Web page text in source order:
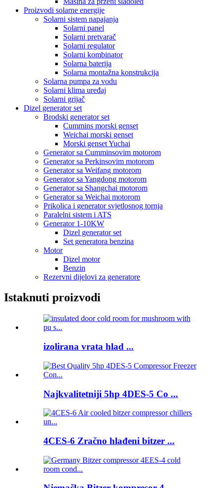
Proizvodi solarne energije
Solarni sistem napajanja
Solarni panel
Solarni pretvarač
Solarni regulator
Solarni kombinator
Solarna baterija
Solarna montažna konstrukcija
Solarna pumpa za vodu
Solarni klima uređaj
Solarni grijač
Dizel generator set
Brodski generator set
Cummins morski genset
Weichai morski genset
Morski genset Yuchai
Generator sa Cumminsovim motorom
Generator sa Perkinsovim motorom
Generator sa Weifang motorom
Generator sa Yangdong motorom
Generator sa Shangchai motorom
Generator sa Weichai motorom
Prikolica i generator svjetlosnog tornja
Paralelni sistem i ATS
Generator 1-10KW
Dizel generator set
Set generatora benzina
Motor
Dizel motor
Benzin
Rezervni dijelovi za generatore
Istaknuti proizvodi
izolirana vrata hlad ...
Najkvalitetniji 5hp 4DES-5 Co ...
4CES-6 Zračno hlađeni bitzer ...